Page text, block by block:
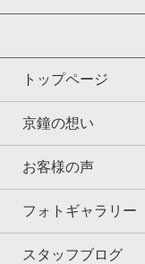
トップページ
京鐘の想い
お客様の声
フォトギャラリー
スタッフブログ